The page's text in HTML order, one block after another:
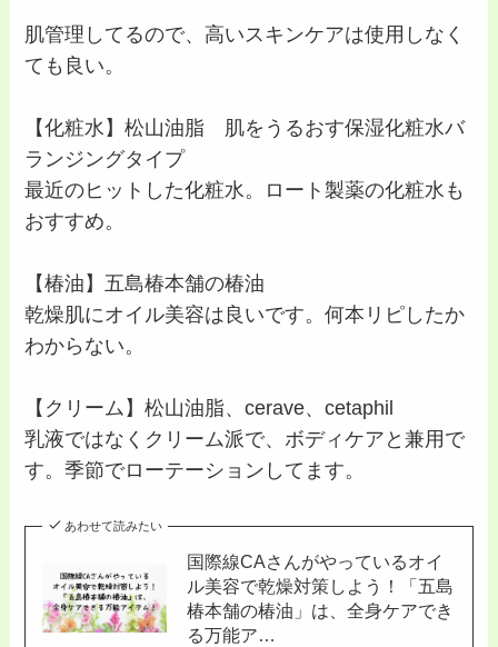
肌管理してるので、高いスキンケアは使用しなく
ても良い。
【化粧水】松山油脂 肌をうるおす保湿化粧水バ
ランジングタイプ
最近のヒットした化粧水。ロート製薬の化粧水も
おすすめ。
【椿油】五島椿本舗の椿油
乾燥肌にオイル美容は良いです。何本リピしたか
わからない。
【クリーム】松山油脂、cerave、cetaphil
乳液ではなくクリーム派で、ボディケアと兼用で
す。季節でローテーションしてます。
あわせて読みたい
国際線CAさんがやっているオイ
ル美容で乾燥対策しよう！「五島
椿本舗の椿油」は、全身ケアでき
る万能ア…